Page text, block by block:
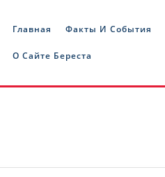
Главная Факты И События
О Сайте Береста